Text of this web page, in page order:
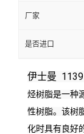
厂家
是否进口
伊士曼
烃树脂是一种
性树脂。 该树
化时具有良好